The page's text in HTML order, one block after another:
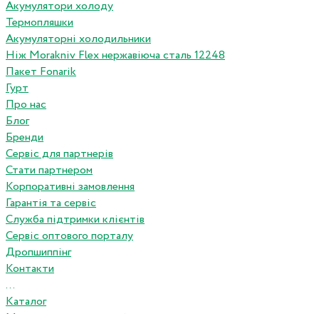
Акумулятори холоду
Термопляшки
Акумуляторні холодильники
Ніж Morakniv Flex нержавіюча сталь 12248
Пакет Fonarik
Гурт
Про нас
Блог
Бренди
Сервіс для партнерів
Стати партнером
Корпоративні замовлення
Гарантія та сервіс
Служба підтримки клієнтів
Сервіс оптового порталу
Дропшиппінг
Контакти
...
Каталог